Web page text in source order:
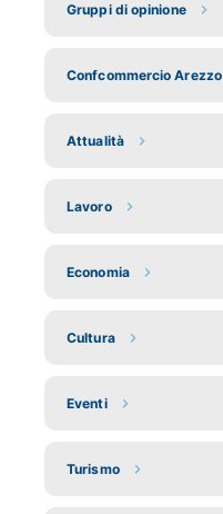
Gruppi di opinione
Confcommercio Arezzo
Attualità
Lavoro
Economia
Cultura
Eventi
Turismo